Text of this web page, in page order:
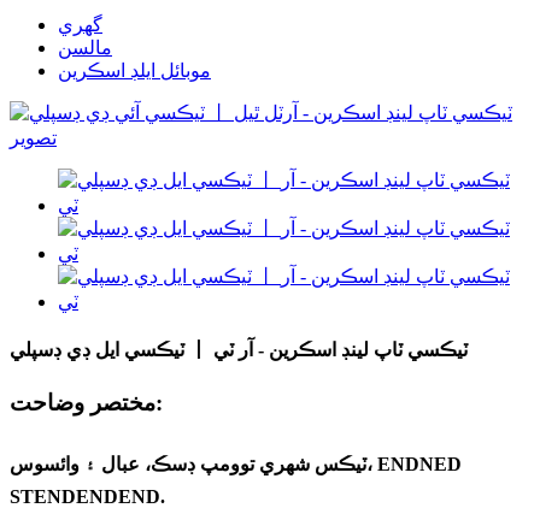
گهري
مالسن
موبائل ايلڊ اسڪرين
ٽيڪسي ايل ڊي ڊسپلي 丨 ٽيڪسي ٽاپ لينڊ اسڪرين - آر ٽي
مختصر وضاحت:
ٽيڪس شهري توومپ ڊسڪ، عبال ۽ وائسوس، ENDNED
STENDENDEND.